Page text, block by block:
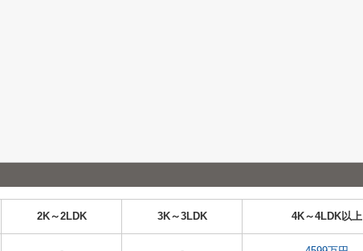
2K～2LDK 3K～3LDK 4K～4LDK以上